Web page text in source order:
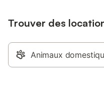
Trouver des
Animaux